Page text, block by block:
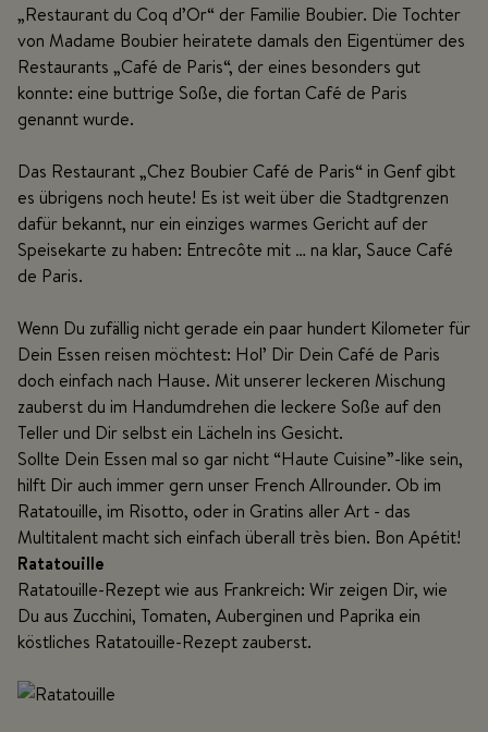
„Restaurant du Coq d’Or“ der Familie Boubier. Die Tochter
von Madame Boubier heiratete damals den Eigentümer des
Restaurants „Café de Paris“, der eines besonders gut
konnte: eine buttrige Soße, die fortan Café de Paris
genannt wurde.
Das Restaurant „Chez Boubier Café de Paris“ in Genf gibt
es übrigens noch heute! Es ist weit über die Stadtgrenzen
dafür bekannt, nur ein einziges warmes Gericht auf der
Speisekarte zu haben: Entrecôte mit … na klar, Sauce Café
de Paris.
Wenn Du zufällig nicht gerade ein paar hundert Kilometer für
Dein Essen reisen möchtest: Hol’ Dir Dein Café de Paris
doch einfach nach Hause. Mit unserer leckeren Mischung
zauberst du im Handumdrehen die leckere Soße auf den
Teller und Dir selbst ein Lächeln ins Gesicht.
Sollte Dein Essen mal so gar nicht “Haute Cuisine”-like sein,
hilft Dir auch immer gern unser French Allrounder. Ob im
Ratatouille, im Risotto, oder in Gratins aller Art - das
Multitalent macht sich einfach überall très bien. Bon Apétit!
Ratatouille
Ratatouille-Rezept wie aus Frankreich: Wir zeigen Dir, wie
Du aus Zucchini, Tomaten, Auberginen und Paprika ein
köstliches Ratatouille-Rezept zauberst.